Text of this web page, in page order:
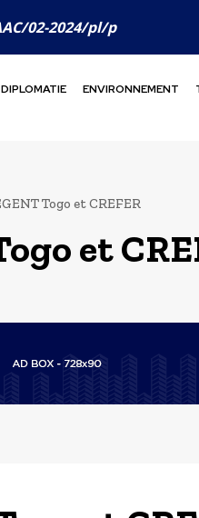
02-2024/pl/p
DIPLOMATIE ENVIRONNEMENT
Togo et CREFER
et